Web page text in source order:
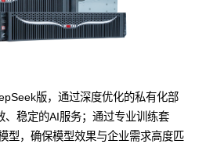
版，通过深度优化的私有化部
、稳定的AI服务；通过专业训练套
型，确保模型效果与企业需求高度匹